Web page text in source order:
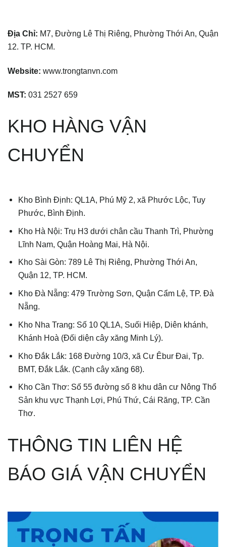
Địa Chỉ: M7, Đường Lê Thị Riêng, Phường Thới An, Quận
12. TP. HCM.
Website: www.trongtanvn.com
MST: 031 2527 659
KHO HÀNG VẬN
CHUYỂN
Kho Bình Định: QL1A, Phú Mỹ 2, xã Phước Lộc, Tuy
Phước, Bình Định.
Kho Hà Nội: Trụ H3 dưới chân cầu Thanh Trì, Phường
Lĩnh Nam, Quận Hoàng Mai, Hà Nội.
Kho Sài Gòn: 789 Lê Thị Riêng, Phường Thới An,
Quận 12, TP. HCM.
Kho Đà Nẵng: 479 Trường Sơn, Quận Cẩm Lệ, TP. Đà
Nẵng.
Kho Nha Trang: Số 10 QL1A, Suối Hiệp, Diên khánh,
Khánh Hoà (Đối diện cây xăng Minh Lý).
Kho Đắk Lắk: 168 Đường 10/3, xã Cư Êbur Đai, Tp.
BMT, Đắk Lắk. (Cạnh cây xăng 68).
Kho Cần Thơ: Số 55 đường số 8 khu dân cư Nông Thổ
Sản khu vực Thạnh Lợi, Phú Thứ, Cái Răng, TP. Cần
Thơ.
THÔNG TIN LIÊN HỆ
BÁO GIÁ VẬN CHUYỂN